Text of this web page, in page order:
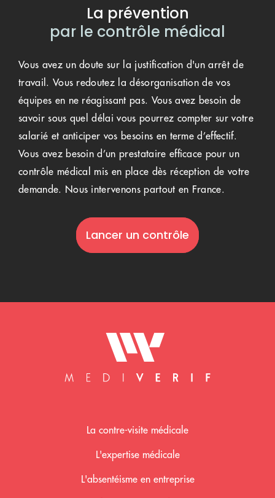
La prévention
par le contrôle médical
Vous avez un doute sur la justification d'un arrêt de
travail. Vous redoutez la désorganisation de vos
équipes en ne réagissant pas. Vous avez besoin de
savoir sous quel délai vous pourrez compter sur votre
salarié et anticiper vos besoins en terme d’effectif.
Vous avez besoin d’un prestataire efficace pour un
contrôle médical mis en place dès réception de votre
demande. Nous intervenons partout en France.
Lancer un contrôle
La contre-visite médicale
L'expertise médicale
L'absentéisme en entreprise